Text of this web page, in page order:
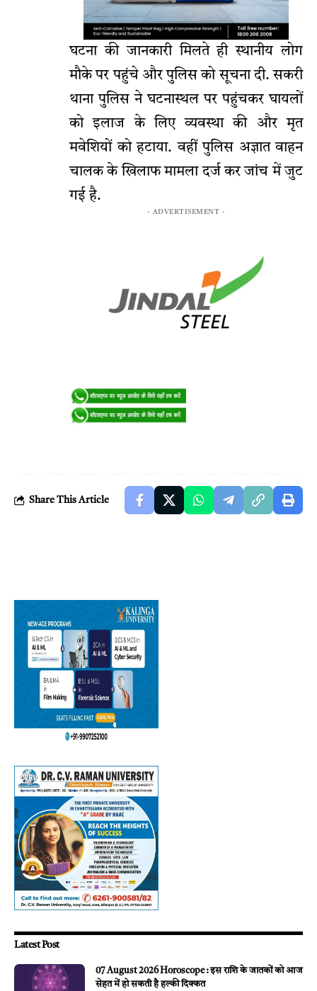
घटना की जानकारी मिलते ही स्थानीय लोग
मौके पर पहुंचे और पुलिस को सूचना दी. सकरी
थाना पुलिस ने घटनास्थल पर पहुंचकर घायलों
को इलाज के लिए व्यवस्था की और मृत
मवेशियों को हटाया. वहीं पुलिस अज्ञात वाहन
चालक के खिलाफ मामला दर्ज कर जांच में जुट
गई है.
- ADVERTISEMENT -
Share This Article
Latest Post
07 August 2026 Horoscope : इस राशि के जातकों को आज
सेहत में हो सकती है हल्की दिक्कत